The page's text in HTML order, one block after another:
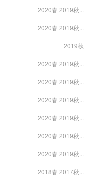
2020春 2019秋...
2020春 2019秋...
2019秋
2020春 2019秋...
2020春 2019秋...
2020春 2019秋...
2020春 2019秋...
2020春 2019秋...
2020春 2019秋...
2018春 2017秋...